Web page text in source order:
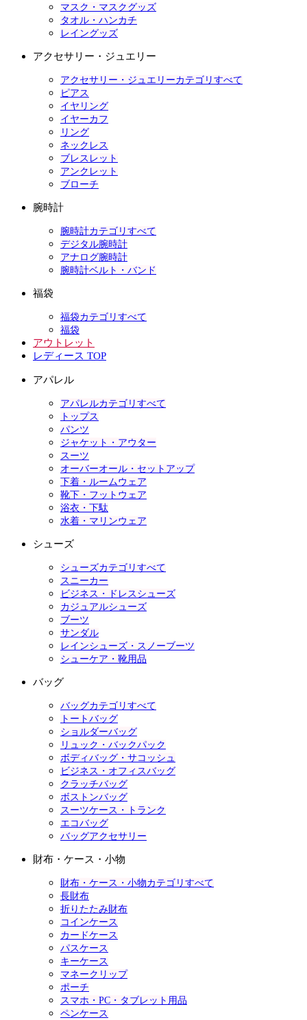
マスク・マスクグッズ
タオル・ハンカチ
レイングッズ
アクセサリー・ジュエリー
アクセサリー・ジュエリーカテゴリすべて
ピアス
イヤリング
イヤーカフ
リング
ネックレス
ブレスレット
アンクレット
ブローチ
腕時計
腕時計カテゴリすべて
デジタル腕時計
アナログ腕時計
腕時計ベルト・バンド
福袋
福袋カテゴリすべて
福袋
アウトレット
レディース TOP
アパレル
アパレルカテゴリすべて
トップス
パンツ
ジャケット・アウター
スーツ
オーバーオール・セットアップ
下着・ルームウェア
靴下・フットウェア
浴衣・下駄
水着・マリンウェア
シューズ
シューズカテゴリすべて
スニーカー
ビジネス・ドレスシューズ
カジュアルシューズ
ブーツ
サンダル
レインシューズ・スノーブーツ
シューケア・靴用品
バッグ
バッグカテゴリすべて
トートバッグ
ショルダーバッグ
リュック・バックパック
ボディバッグ・サコッシュ
ビジネス・オフィスバッグ
クラッチバッグ
ボストンバッグ
スーツケース・トランク
エコバッグ
バッグアクセサリー
財布・ケース・小物
財布・ケース・小物カテゴリすべて
長財布
折りたたみ財布
コインケース
カードケース
パスケース
キーケース
マネークリップ
ポーチ
スマホ・PC・タブレット用品
ペンケース